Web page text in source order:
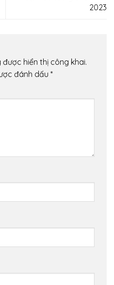
2023
hiển thị công khai.
đánh dấu *